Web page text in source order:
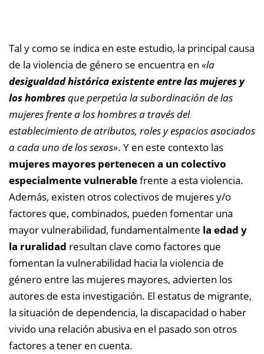
Tal y como se indica en este estudio, la principal causa
de la violencia de género se encuentra en «la
desigualdad histórica existente entre las mujeres y
los hombresque perpetúa la subordinación de las
mujeres frente a los hombres a través del
establecimiento de atributos, roles y espacios asociados
a cada uno de los sexos». Y en este contexto las
mujeres mayores pertenecen a un colectivo
especialmente vulnerablefrente a esta violencia.
Además, existen otros colectivos de mujeres y/o
factores que, combinados, pueden fomentar una
mayor vulnerabilidad, fundamentalmente la edad y
la ruralidad resultan clave como factores que
fomentan la vulnerabilidad hacia la violencia de
género entre las mujeres mayores, advierten los
autores de esta investigación. El estatus de migrante,
la situación de dependencia, la discapacidad o haber
vivido una relación abusiva en el pasado son otros
factores a tener en cuenta.